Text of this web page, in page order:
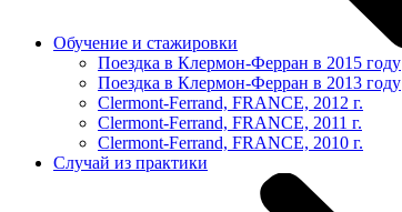
Обучение и стажировки
Поездка в Клермон-Ферран в 2015 году
Поездка в Клермон-Ферран в 2013 году
Clermont-Ferrand, FRANCE, 2012 г.
Clermont-Ferrand, FRANCE, 2011 г.
Clermont-Ferrand, FRANCE, 2010 г.
Случай из практики